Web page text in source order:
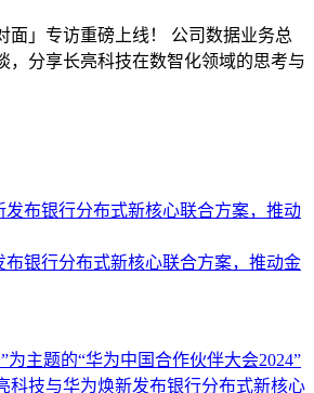
面」专访重磅上线！ 公司数据业务总
，分享长亮科技在数智化领域的思考与
银行分布式新核心联合方案，推动金
为主题的“华为中国合作伙伴大会2024”
科技与华为焕新发布银行分布式新核心